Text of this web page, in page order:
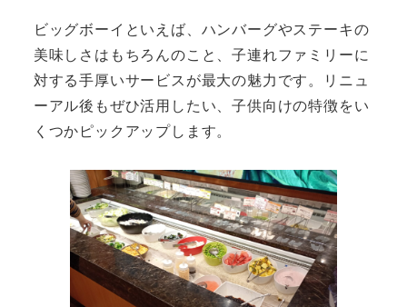
ビッグボーイといえば、ハンバーグやステーキの
美味しさはもちろんのこと、子連れファミリーに
対する手厚いサービスが最大の魅力です。リニュ
ーアル後もぜひ活用したい、子供向けの特徴をい
くつかピックアップします。